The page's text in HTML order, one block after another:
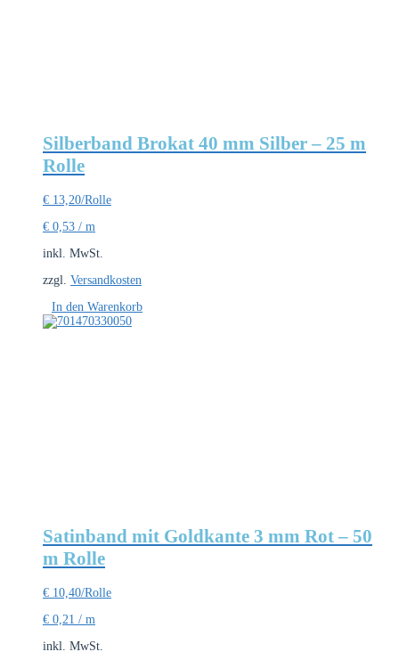
Silberband Brokat 40 mm Silber – 25 m
Rolle
€ 13,20/Rolle
€ 0,53 / m
inkl. MwSt.
zzgl. Versandkosten
In den Warenkorb
Satinband mit Goldkante 3 mm Rot – 50
m Rolle
€ 10,40/Rolle
€ 0,21 / m
inkl. MwSt.